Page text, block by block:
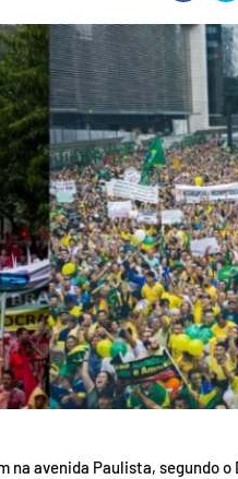
na avenida Paulista, segundo